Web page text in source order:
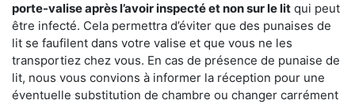
porte-valise après l’avoir inspecté et non sur le lit qui peut
être infecté. Cela permettra d’éviter que des punaises de
lit se faufilent dans votre valise et que vous ne les
transportiez chez vous. En cas de présence de punaise de
lit, nous vous convions à informer la réception pour une
éventuelle substitution de chambre ou changer carrément